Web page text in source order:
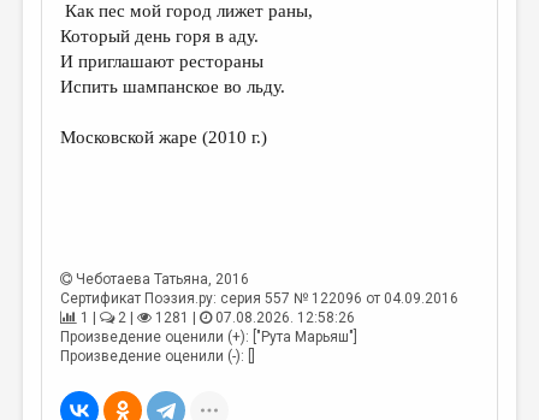
ОБЪЯВЛЕНИЯ
КОЛОНКА РЕДАКТОРА
ЛИТЕРАТУРОВЕДЕНИЕ
КУЛЬТУРОВЕДЕНИЕ
ПУБЛИЦИСТИКА
РЕЦЕНЗИРОВАНИЕ
Как пес мой город лижет раны,
Который день горя в аду.
И приглашают рестораны
Испить шампанское во льду.
Московской жаре (2010 г.)
Чеботаева Татьяна, 2016
Сертификат Поэзия.ру: серия 557 № 122096 от 04.09.2016
1 |
2 | 1281 |
07.08.2026. 12:58:26
Произведение оценили (+): ["Рута Марьяш"]
Произведение оценили (-): []